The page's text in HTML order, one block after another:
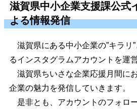
滋賀県中小企業支援課公式
よる情報発信
滋賀県にある中小企業の”キラリ
るインスタグラムアカウントを運
滋賀県ちいさな企業応援月間に
企業の魅力を発信していきます。
是非とも、アカウントのフォロ